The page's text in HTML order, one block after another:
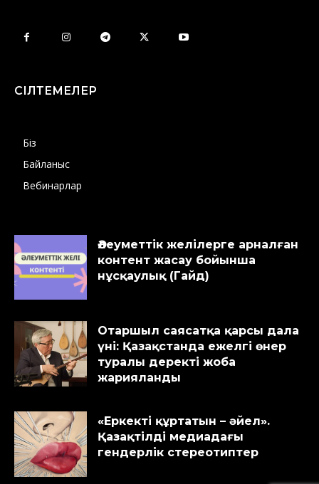
СІЛТЕМЕЛЕР
Біз
Байланыс
Вебинарлар
Әлеуметтік желілерге арналған
контент жасау бойынша
нұсқаулық (Гайд)
Отаршыл саясатқа қарсы дала
үні: Қазақстанда ежелгі өнер
туралы деректі жоба
жарияланды
«Еркекті құртатын – әйел».
Қазақтілді медиадағы
гендерлік стереотиптер